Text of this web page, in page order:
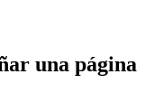
una página